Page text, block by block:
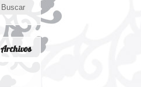
Archivos